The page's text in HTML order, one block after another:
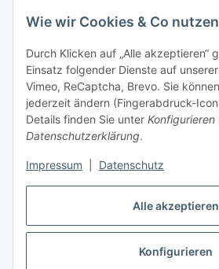
Alle akzeptieren
Konfigurieren
Wie wir Cookies & Co nutzen
Durch Klicken auf „Alle akzeptieren“
Einsatz folgender Dienste auf
Vimeo, ReCaptcha, Brevo. Sie
jederzeit ändern (Fingerabdruck-
Details finden Sie unter Konfigurieren
Datenschutzerklärung.
Impressum Datenschutz
Vertrag widerrufen